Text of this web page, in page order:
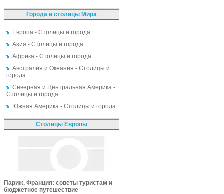
Города и столицы Мира
Европа - Столицы и города
Азия - Столицы и города
Африка - Столицы и города
Австралия и Океания - Столицы и
города
Северная и Центральная Америка -
Столицы и города
Южная Америка - Столицы и города
Столицы Европы
Париж, Франция: советы туристам и
бюджетное путешествие